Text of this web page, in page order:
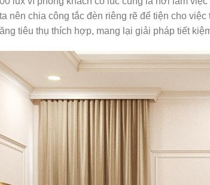
nên chia công tắc đèn riêng rẽ để tiện cho
tiêu thụ thích hợp, mang lại giải pháp tiết